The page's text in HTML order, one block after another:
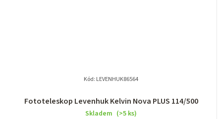
Fototeleskop Levenhuk Kelvin Nova PLUS 114/500
Skladem (>5 ks)
Kód: LEVENHUK86564